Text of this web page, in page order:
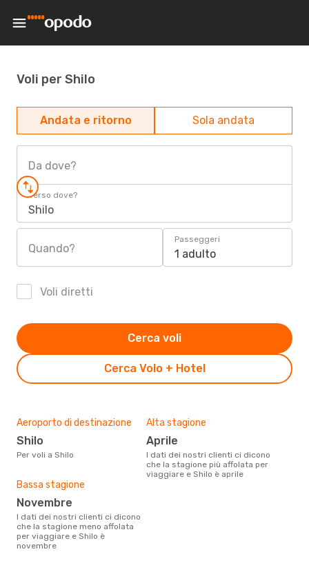
Voli per Shilo
Andata e ritorno Sola andata
Da dove?
Verso dove?
Shilo
Quando?
Passeggeri
1 adulto
Voli diretti
Cerca Volo + Hotel
Cerca voli
Aeroporto di destinazione
Shilo
Per voli a Shilo
Alta stagione
aprile
I dati dei nostri clienti ci dicono
che la stagione più affolata per
viaggiare e Shilo è aprile
Bassa stagione
novembre
I dati dei nostri clienti ci dicono
che la stagione meno affolata
per viaggiare e Shilo è
novembre